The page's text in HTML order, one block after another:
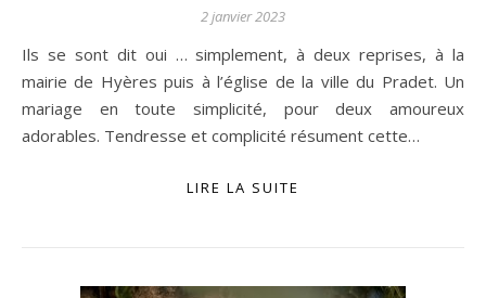
2 janvier 2023
Ils se sont dit oui … simplement, à deux reprises, à la
mairie de Hyères puis à l’église de la ville du Pradet. Un
mariage en toute simplicité, pour deux amoureux
adorables. Tendresse et complicité résument cette…
LIRE LA SUITE